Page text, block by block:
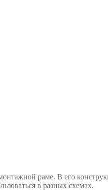
раме. В его
в разных схемах.